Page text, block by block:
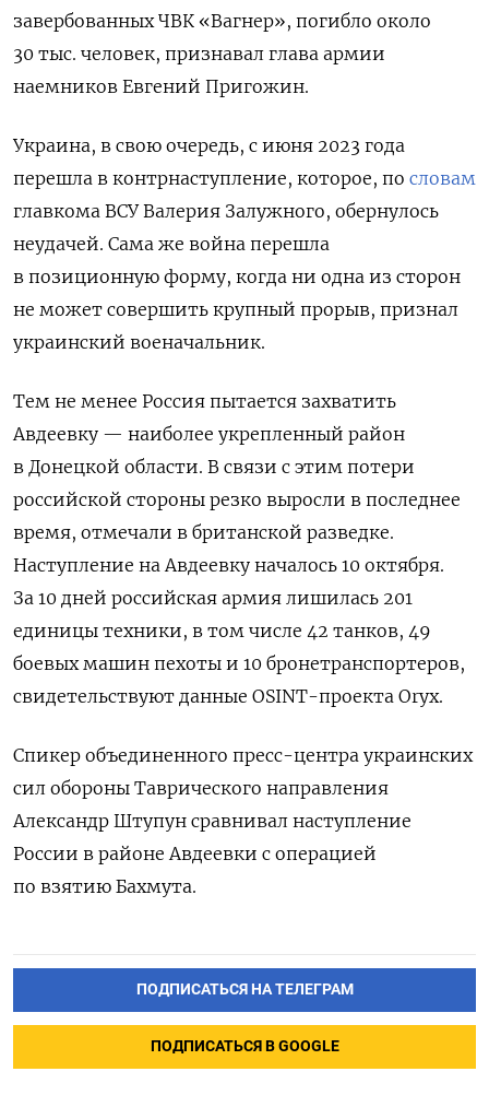
завербованных ЧВК «Вагнер», погибло около
30 тыс. человек, признавал глава армии
наемников Евгений Пригожин.
Украина, в свою очередь, с июня 2023 года
перешла в контрнаступление, которое, по словам
главкома ВСУ Валерия Залужного, обернулось
неудачей. Сама же война перешла
в позиционную форму, когда ни одна из сторон
не может совершить крупный прорыв, признал
украинский военачальник.
Тем не менее Россия пытается захватить
Авдеевку — наиболее укрепленный район
в Донецкой области. В связи с этим потери
российской стороны резко выросли в последнее
время, отмечали в британской разведке.
Наступление на Авдеевку началось 10 октября.
За 10 дней российская армия лишилась 201
единицы техники, в том числе 42 танков, 49
боевых машин пехоты и 10 бронетранспортеров,
свидетельствуют данные OSINT-проекта Oryx.
Спикер объединенного пресс-центра украинских
сил обороны Таврического направления
Александр Штупун сравнивал наступление
России в районе Авдеевки с операцией
по взятию Бахмута.
ПОДПИСАТЬСЯ НА ТЕЛЕГРАМ
ПОДПИСАТЬСЯ В GOOGLE